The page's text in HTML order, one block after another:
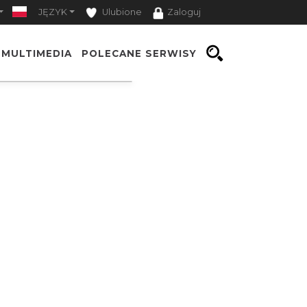
JĘZYK Ulubione Zaloguj
MULTIMEDIA POLECANE SERWISY